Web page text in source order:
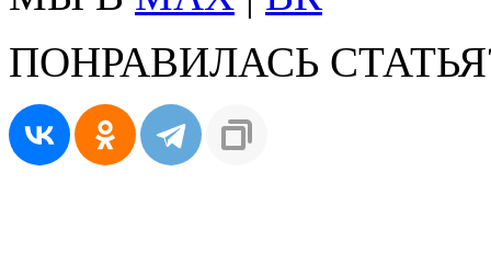
ПОНРАВИЛАСЬ